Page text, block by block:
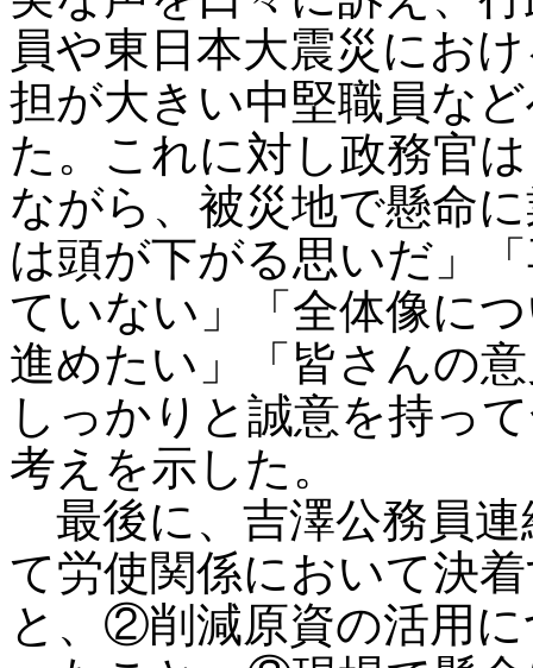
員や東日本大震災にお
担が大きい中堅職員な
た。これに対し政務官
ながら、被災地で懸命
は頭が下がる思いだ」
ていない」「全体像に
進めたい」「皆さんの
しっかりと誠意を持っ
考えを示した。
最後に、吉澤公務員
て労使関係において決
と、②削減原資の活用